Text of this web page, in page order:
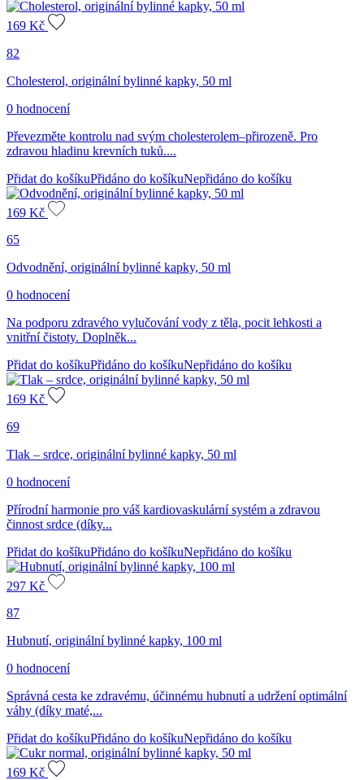
169 Kč
82
Cholesterol, originální bylinné kapky, 50 ml
0 hodnocení
Převezměte kontrolu nad svým cholesterolem–přirozeně. Pro
zdravou hladinu krevních tuků....
Přidat do košíkuPřidáno do košíkuNepřidáno do košíku
169 Kč
65
Odvodnění, originální bylinné kapky, 50 ml
0 hodnocení
Na podporu zdravého vylučování vody z těla, pocit lehkosti a
vnitřní čistoty. Doplněk...
Přidat do košíkuPřidáno do košíkuNepřidáno do košíku
169 Kč
69
Tlak – srdce, originální bylinné kapky, 50 ml
0 hodnocení
Přírodní harmonie pro váš kardiovaskulární systém a zdravou
činnost srdce (díky...
Přidat do košíkuPřidáno do košíkuNepřidáno do košíku
297 Kč
87
Hubnutí, originální bylinné kapky, 100 ml
0 hodnocení
Správná cesta ke zdravému, účinnému hubnutí a udržení optimální
váhy (díky maté,...
Přidat do košíkuPřidáno do košíkuNepřidáno do košíku
169 Kč